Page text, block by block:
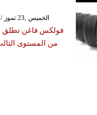
GMT 19:02 2026 الخميس ,23 تموز / يوليو
فولكس فاغن تطلق
من المستوى الثالث